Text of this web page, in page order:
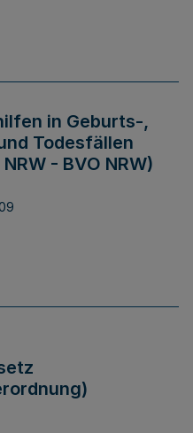
in Geburts-,
Todesfällen
- BVO NRW)